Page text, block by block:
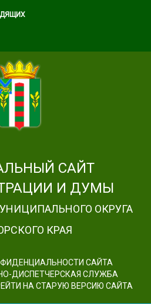
САЙТ
И ДУМЫ
ОКРУГА
КРАЯ
САЙТА
ДИСПЕТЧЕРСКАЯ СЛУЖБА
НА СТАРУЮ ВЕРСИЮ САЙТА